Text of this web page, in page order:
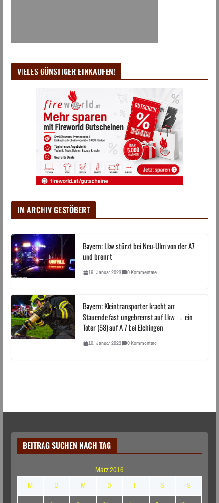
VIELES GÜNSTIGER EINKAUFEN!
IM ARCHIV GESTÖBERT
Bayern: Lkw stürzt bei Neu-Ulm von der A7
und brennt
16. Januar 2023 0 Kommentare
Bayern: Kleintransporter kracht am
Stauende fast ungebremst auf Lkw → ein
Toter (58) auf A 7 bei Elchingen
16. Januar 2023 0 Kommentare
BEITRAG SUCHEN NACH TAG
März 2016
M
D M D F S
S